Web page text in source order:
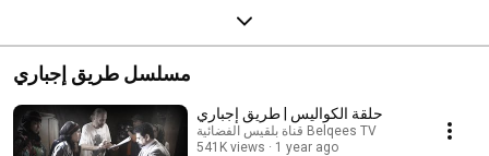
مسلسل طريق إجباري
حلقة الكواليس | طريق إجباري
قناة بلقيس الفضائية Belqees TV
541K views
1 year ago